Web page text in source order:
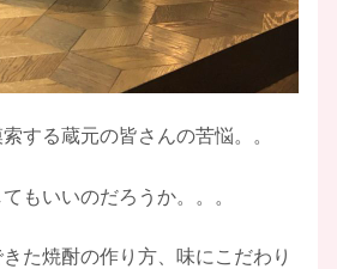
する蔵元の皆さんの苦悩。。
もいいのだろうか。。。
た焼酎の作り方、味にこだわり